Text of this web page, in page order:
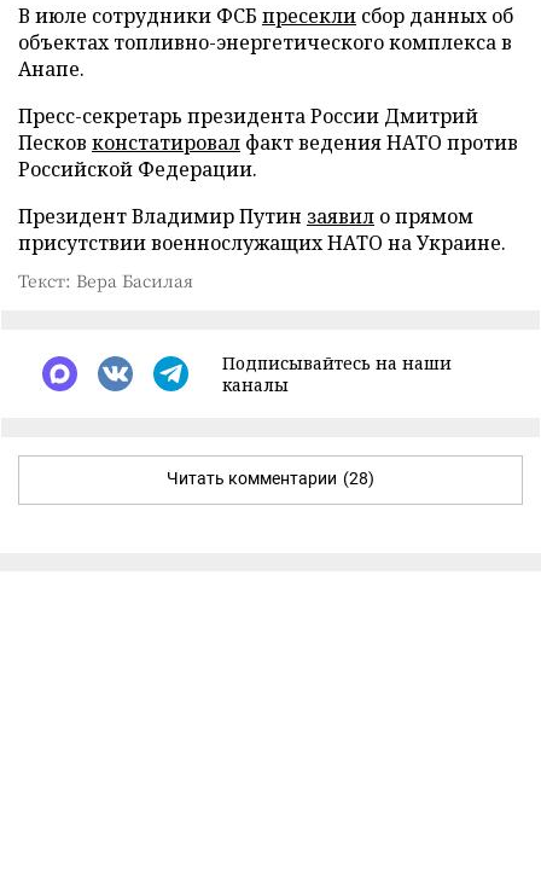
В июле сотрудники ФСБ пресекли сбор данных об
объектах топливно-энергетического комплекса в
Анапе.
Пресс-секретарь президента России Дмитрий
Песков констатировал факт ведения НАТО против
Российской Федерации.
Президент Владимир Путин заявил о прямом
присутствии военнослужащих НАТО на Украине.
Текст: Вера Басилая
Подписывайтесь на наши
каналы
Читать комментарии (28)